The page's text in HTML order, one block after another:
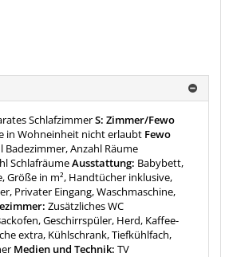
SchlafzimmerS: Zimmer/Fewo
in Wohneinheit nicht erlaubt Fewo
Badezimmer, Anzahl Räume
SchlafräumeAusstattung: Babybett,
Größe in m², Handtücher inklusive,
Privater Eingang, Waschmaschine,
Zusätzliches WC
Geschirrspüler, Herd, Kaffee-
extra, Kühlschrank, Tiefkühlfach,
Medien und Technik: TV